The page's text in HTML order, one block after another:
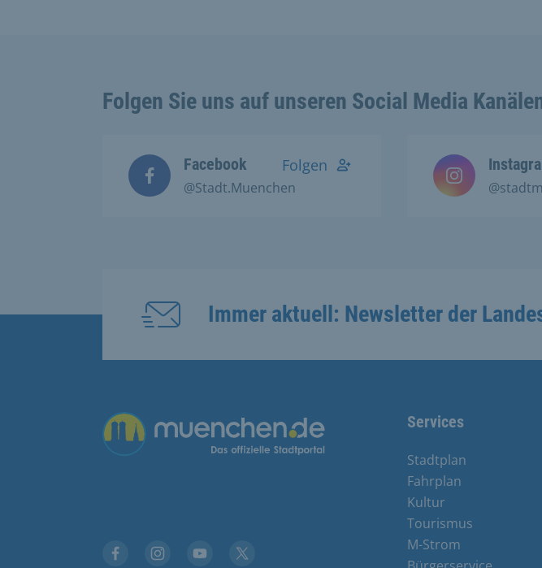
Folgen Sie uns auf unseren Social Media
Facebook
@Stadt.Muenchen
Folgen
Immer aktuell: Newsletter der
Übergreifende Links Services
Stadtplan
Fahrplan
Kultur
Tourismus
M-Strom